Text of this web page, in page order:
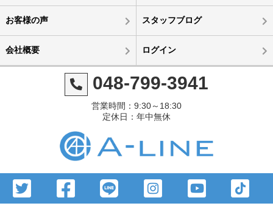
お客様の声 スタッフブログ
会社概要 ログイン
048-799-3941
営業時間：9:30～18:30
定休日：年中無休